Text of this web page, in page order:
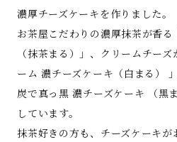
濃厚チーズケーキを作りました。
お茶屋こだわりの濃厚抹茶が香
（抹茶まる）」、クリームチー
ーム 濃チーズケーキ（白まる）
炭で真っ黒 濃チーズケーキ （黒
しています。
抹茶好きの方も、チーズケーキ